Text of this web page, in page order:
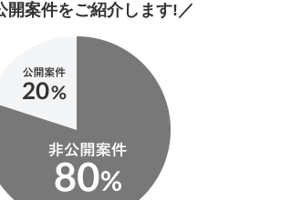
開案件をご紹介します!／